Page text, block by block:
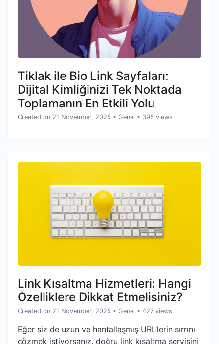
Tiklak ile Bio Link Sayfaları:
Dijital Kimliğinizi Tek Noktada
Toplamanın En Etkili Yolu
Created on 21 November, 2025 • Genel • 395 views
Link Kısaltma Hizmetleri: Hangi
Özelliklere Dikkat Etmelisiniz?
Created on 21 November, 2025 • Genel • 427 views
Eğer siz de uzun ve hantallaşmış URL’lerin sırrını
çözmek istiyorsanız, doğru link kısaltma servisini